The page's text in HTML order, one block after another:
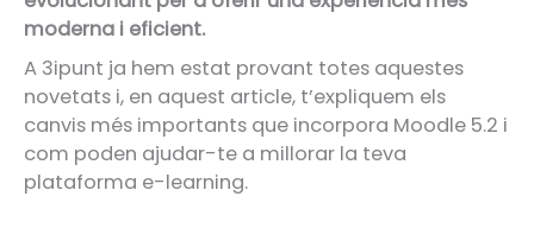
moderna i eficient.
A 3ipunt ja hem estat provant totes aquestes
novetats i, en aquest article, t’expliquem els
canvis més importants que incorpora Moodle 5.2 i
com poden ajudar-te a millorar la teva
plataforma e-learning.